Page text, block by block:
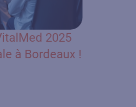
2025
à Bordeaux !